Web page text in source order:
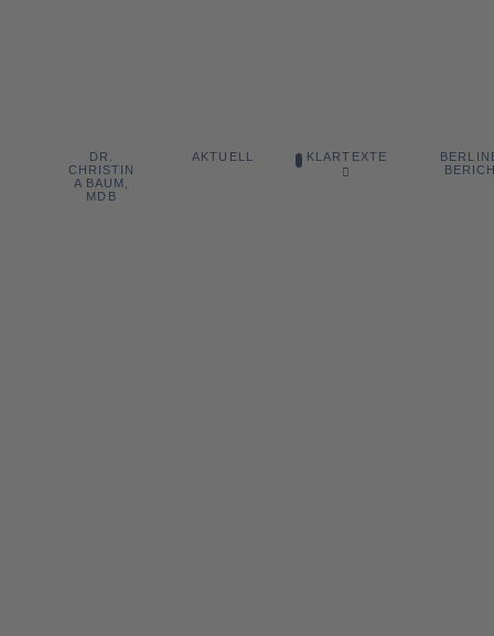
DR.
CHRISTIN
A BAUM,
MDB
AKTUELL KLARTEXTE